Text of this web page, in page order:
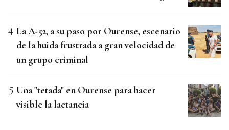
La A-52, a su paso por Ourense, escenario
de la huida frustrada a gran velocidad de
un grupo criminal
Una "tetada" en Ourense para hacer
visible la lactancia